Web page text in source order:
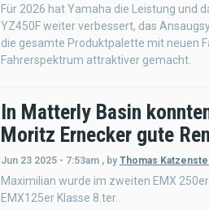
Für 2026 hat Yamaha die Leistung und
YZ450F weiter verbessert, das
die gesamte Produktpalette mit neuen
Fahrerspektrum attraktiver gemacht.
In Matterly Basin
Moritz Ernecker gute
Jun 23 2025 - 7:53am , by Thomas
Maximilian wurde im zweiten EMX
EMX125er Klasse 8.ter.